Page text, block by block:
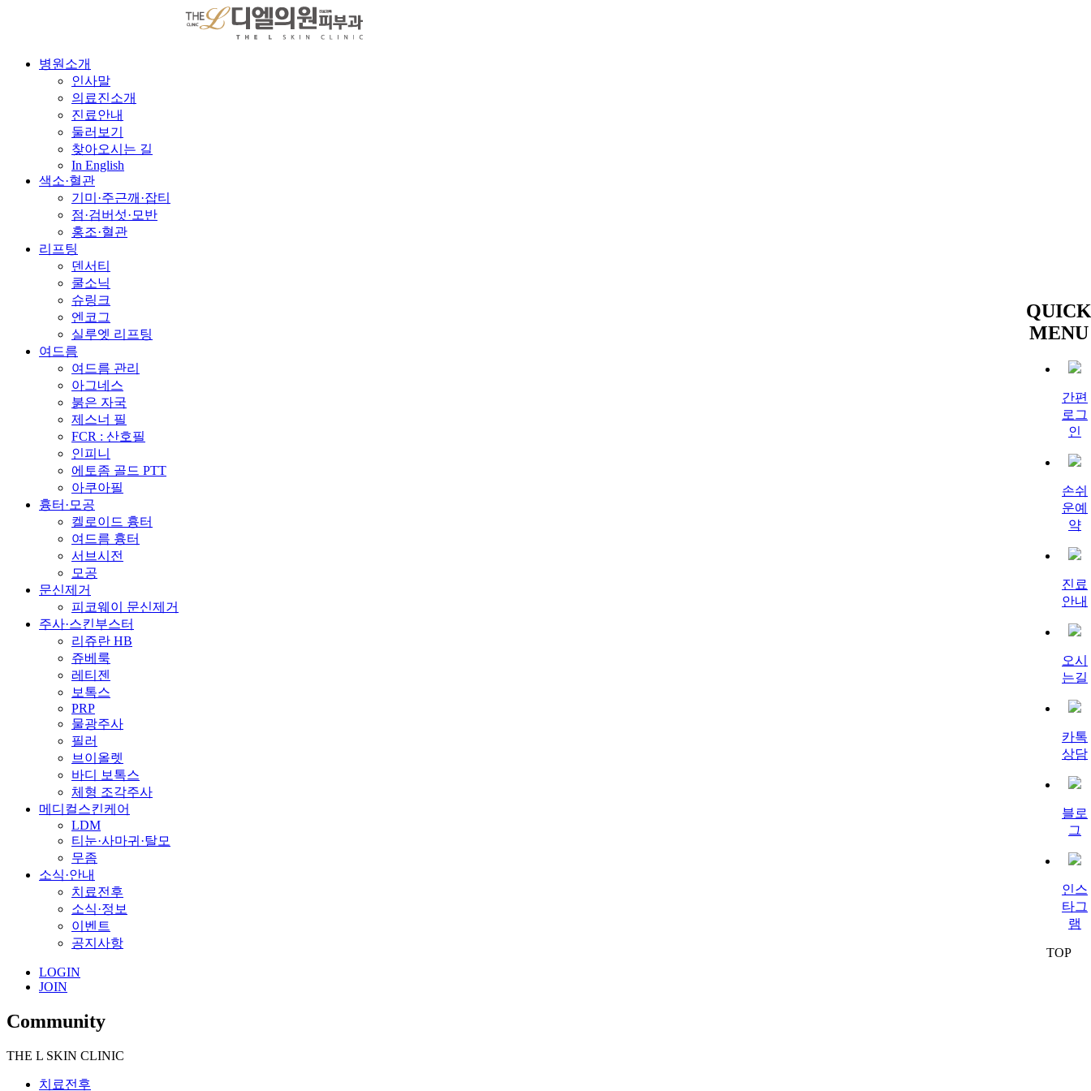
병원소개
인사말
의료진소개
진료안내
둘러보기
찾아오시는 길
In English
색소·혈관
기미·주근깨·잡티
점·검버섯·모반
홍조·혈관
리프팅
덴서티
쿨소닉
슈링크
엔코그
실루엣 리프팅
여드름
여드름 관리
아그네스
붉은 자국
제스너 필
FCR : 산호필
인피니
에토좀 골드 PTT
아쿠아필
흉터·모공
켈로이드 흉터
여드름 흉터
서브시전
모공
문신제거
피코웨이 문신제거
주사·스킨부스터
리쥬란 HB
쥬베룩
레티젠
보톡스
PRP
물광주사
필러
브이올렛
바디 보톡스
체형 조각주사
메디컬스킨케어
LDM
티눈·사마귀·탈모
무좀
소식·안내
치료전후
소식·정보
이벤트
공지사항
LOGIN
JOIN
Community
THE L SKIN CLINIC
치료전후
QUICK
MENU
간편
로그
인
손쉬
운예
약
진료
안내
오시
는길
카톡
상담
블로
그
인스
타그
램
TOP